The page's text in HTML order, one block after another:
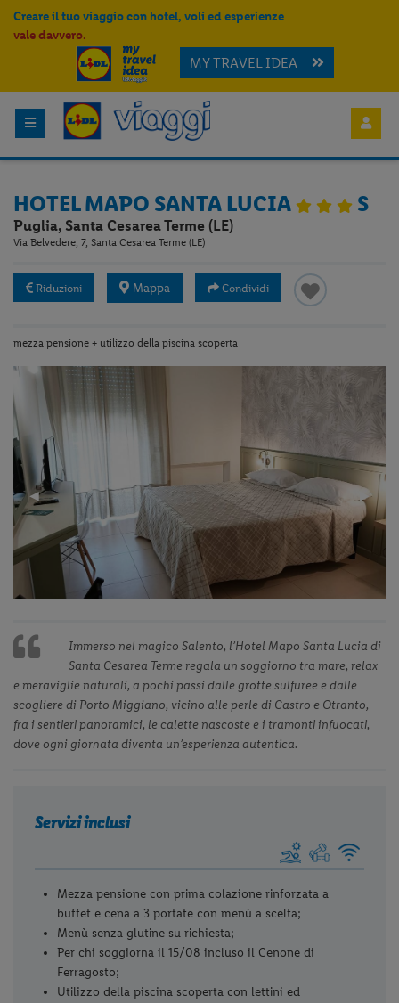
Creare il tuo viaggio con hotel, voli ed esperienze
vale davvero.
MY TRAVEL IDEA
HOTEL MAPO SANTA LUCIA S
Puglia, Santa Cesarea Terme (LE)
Via Belvedere, 7, Santa Cesarea Terme (LE)
Riduzioni Mappa Condividi
mezza pensione + utilizzo della piscina scoperta
Previous
Slide
◀︎
Next
Slide
▶︎
Immerso nel magico Salento, l’Hotel Mapo Santa Lucia di
Santa Cesarea Terme regala un soggiorno tra mare, relax
e meraviglie naturali, a pochi passi dalle grotte sulfuree e dalle
scogliere di Porto Miggiano, vicino alle perle di Castro e Otranto,
fra i sentieri panoramici, le calette nascoste e i tramonti infuocati,
dove ogni giornata diventa un’esperienza autentica.
Servizi inclusi
Mezza pensione con prima colazione rinforzata a
buffet e cena a 3 portate con menù a scelta;
Menù senza glutine su richiesta;
Per chi soggiorna il 15/08 incluso il Cenone di
Ferragosto;
Utilizzo della piscina scoperta con lettini ed